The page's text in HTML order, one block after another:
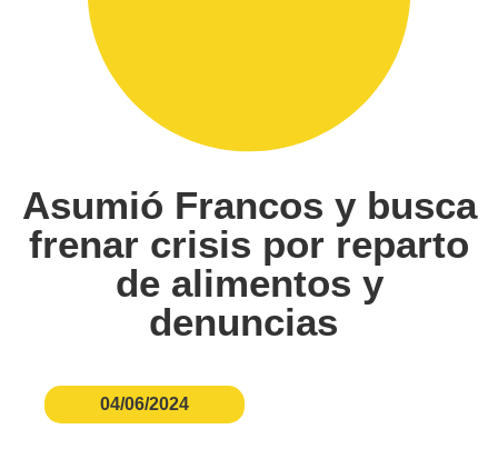
Asumió Francos y busca
frenar crisis por reparto
de alimentos y
denuncias
04/06/2024